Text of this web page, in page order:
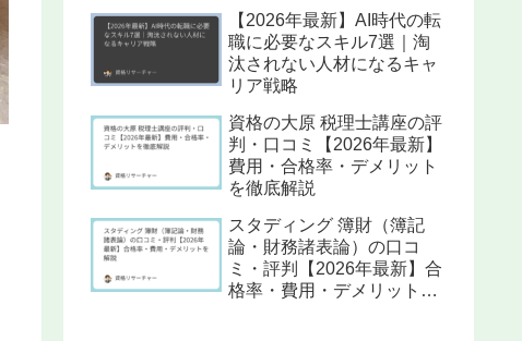
【2026年最新】AI時代の転
職に必要なスキル7選｜淘
汰されない人材になるキャ
リア戦略
資格の大原 税理士講座の評
判・口コミ【2026年最新】
費用・合格率・デメリット
を徹底解説
スタディング 簿財（簿記
論・財務諸表論）の口コ
ミ・評判【2026年最新】合
格率・費用・デメリットを